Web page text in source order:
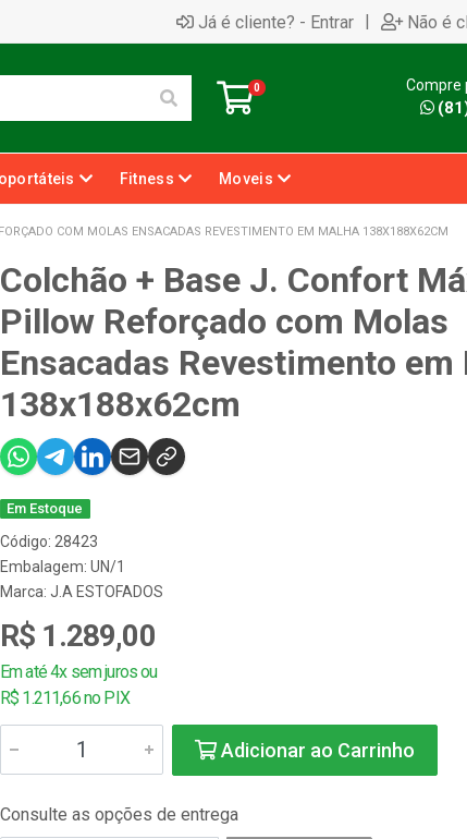
Já é cliente? - Entrar | Não é
0 Compre
Fitness Moveis
COM MOLAS ENSACADAS REVESTIMENTO EM MALHA 138X188X62CM
Colchão + Base J. Confort
Pillow Reforçado com Molas
Ensacadas Revestimento em
138x188x62cm
Em Estoque
Código: 28423
Embalagem: UN/1
Marca: J.A ESTOFADOS
R$ 1.289,00
Em até 4x sem juros ou
R$ 1.211,66 no PIX
Adicionar ao Carrinho
Consulte as opções de entrega